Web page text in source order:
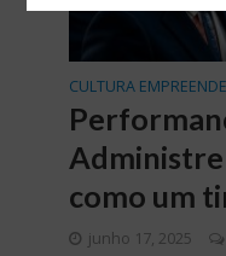
CULTURA
Administre
como um
junho 17, 2025